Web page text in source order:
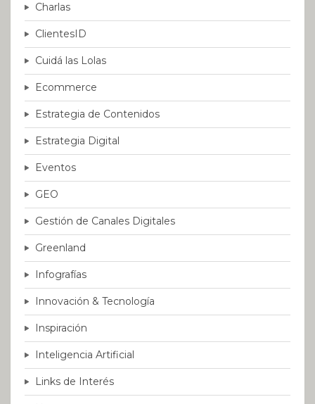
Charlas
ClientesID
Cuidá las Lolas
Ecommerce
Estrategia de Contenidos
Estrategia Digital
Eventos
GEO
Gestión de Canales Digitales
Greenland
Infografías
Innovación & Tecnología
Inspiración
Inteligencia Artificial
Links de Interés